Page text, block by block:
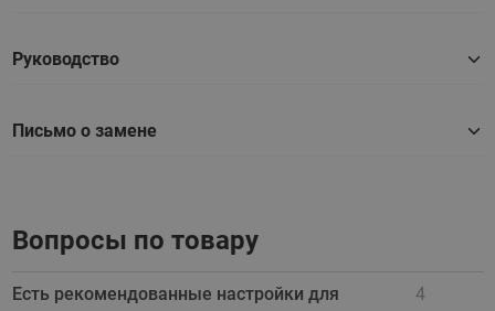
Руководство
Письмо о замене
Вопросы по товару
Есть рекомендованные настройки для
4